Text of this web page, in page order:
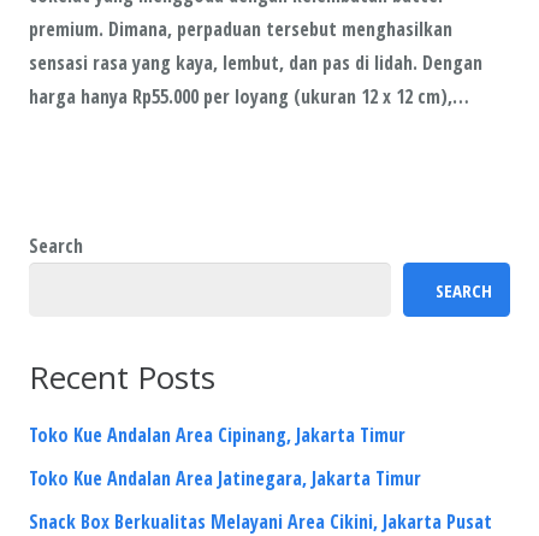
premium. Dimana, perpaduan tersebut menghasilkan
sensasi rasa yang kaya, lembut, dan pas di lidah. Dengan
harga hanya Rp55.000 per loyang (ukuran 12 x 12 cm),…
Search
SEARCH
Recent Posts
Toko Kue Andalan Area Cipinang, Jakarta Timur
Toko Kue Andalan Area Jatinegara, Jakarta Timur
Snack Box Berkualitas Melayani Area Cikini, Jakarta Pusat